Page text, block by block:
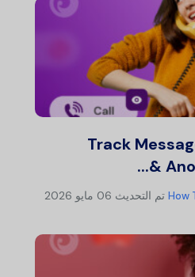
Track
How تم التحديث